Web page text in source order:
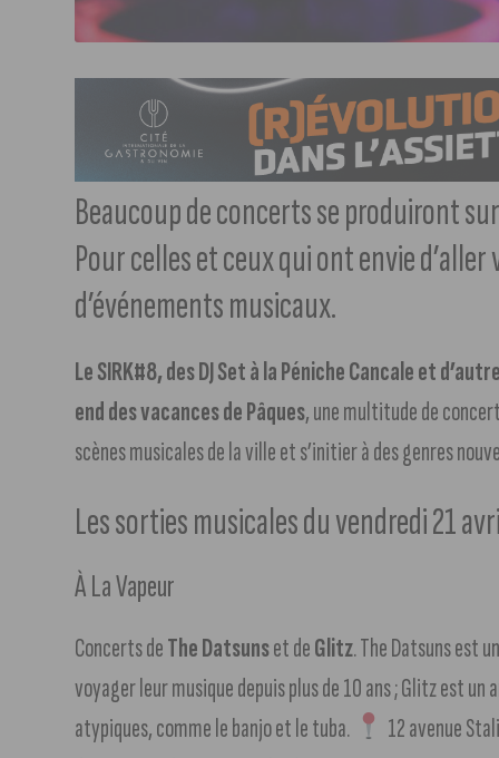
Beaucoup de concerts se produiront
Pour celles et ceux qui ont envie
d’événements musicaux.
Le SIRK#8, des DJ Set à la Péniche Cancale et
end des vacances de Pâques, une multitude de
scènes musicales de la ville et s’initier à des genres
Les sorties musicales du vendredi 21
À La Vapeur
Concerts deThe Datsunset deGlitz. The Datsuns est
voyager leur musique depuis plus de 10 ans ; Glitz est
atypiques, comme le banjo et le tuba.
12 avenue